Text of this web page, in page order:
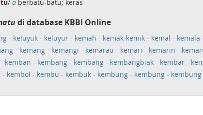
/ aberbatu-batu; keras
di database KBBI Online
- keluyuk- keluyur- kemah - kemak-kemik- kemal - kemala
- kemang- kemangi - kemarau - kemari - kemarin -
- kemban - kembang- kembang- kembangbiak- kembar-
- kembol - kembu - kembuk- kembung- kembung- kembung